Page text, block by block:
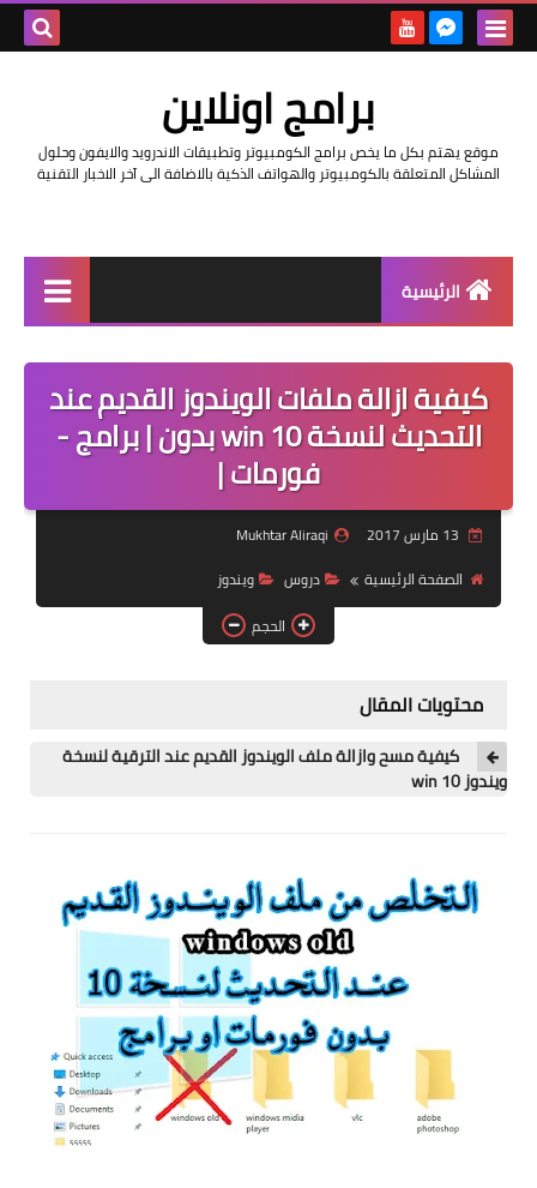
برامج اونلاين
موقع يهتم بكل ما يخص برامج الكومبيوتر وتطبيقات الاندرويد والايفون وحلول
المشاكل المتعلقة بالكومبيوتر والهواتف الذكية بالاضافة الى آخر الاخبار التقنية
الرئيسية
مراجعات
حماية
اندرويد
دروس
الربح من الانترنت
بلوجر
مقالات
العاب
تطبيقات
العملات الرقمية
كيفية ازالة ملفات الويندوز القديم عند
التحديث لنسخة win 10 بدون | برامج -
فورمات |
Mukhtar Aliraqi
الصفحة الرئيسية
دروس
ويندوز
الحجم
محتويات المقال
كيفية مسح وازالة ملف الويندوز القديم عند الترقية لنسخة
ويندوز win 10